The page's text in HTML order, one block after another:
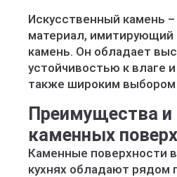
Искусственный камень
материал, имитирующий
камень. Он обладает
устойчивостью к влаге
также широким выбором
Преимущества и
каменных
Каменные поверхности
кухнях обладают рядом